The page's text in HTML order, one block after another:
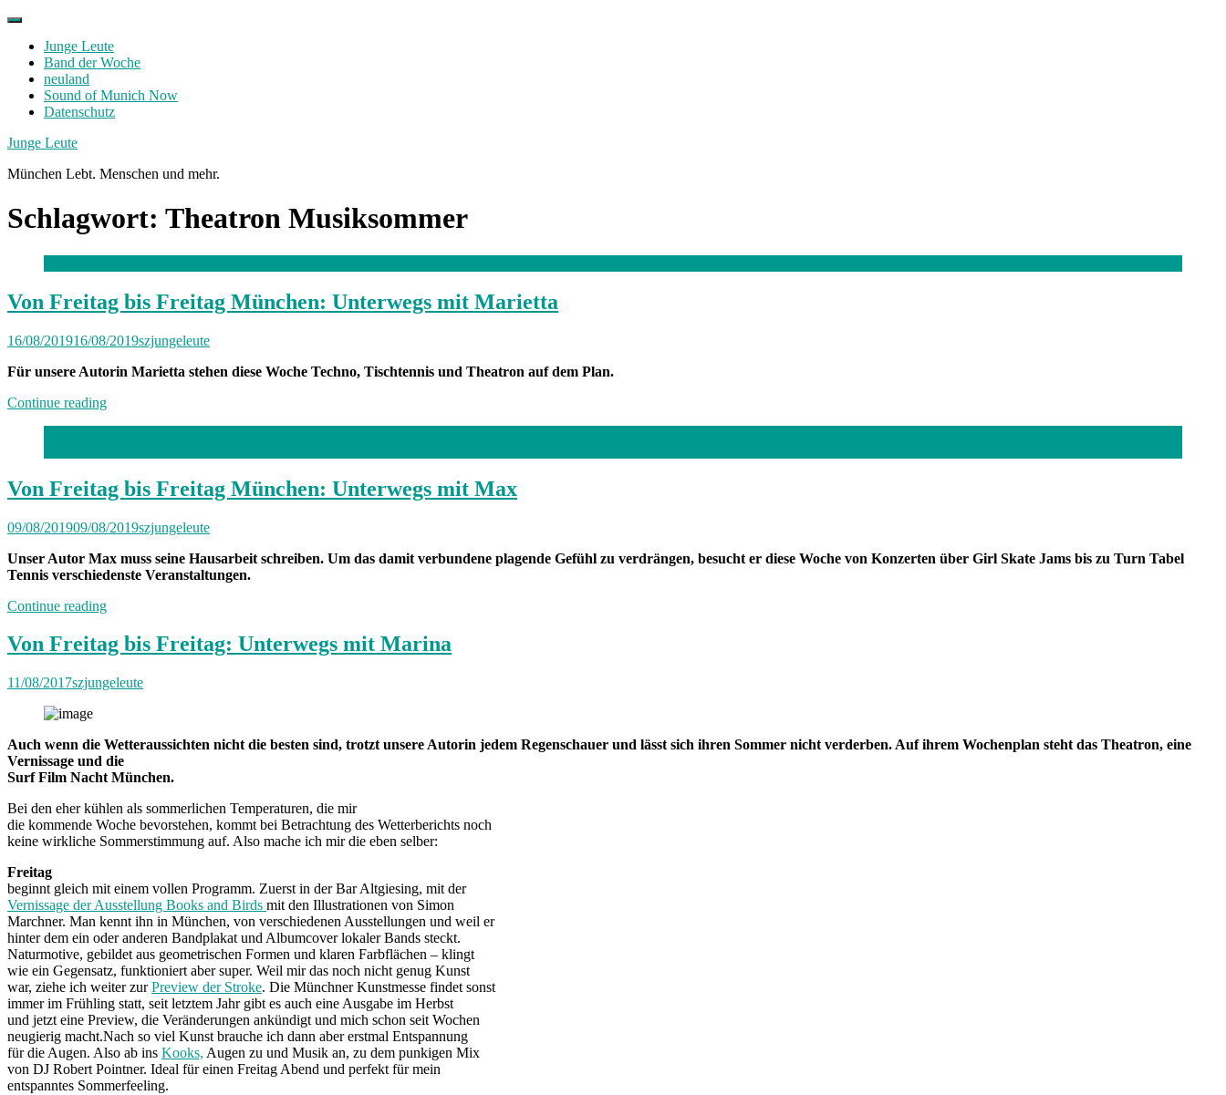
Skip
contentJunge Leute
Band der Woche
neuland
Sound of Munich Now
Datenschutz
Facebook
Twitter
Instagram
Junge Leute
München Lebt. Menschen und mehr.
Schlagwort: Theatron Musiksommer
Von Freitag bis Freitag München: Unterwegs mit Marietta
16/08/201916/08/2019szjungeleute
Für unsere Autorin Marietta stehen diese Woche Techno, Tischtennis und Theatron auf dem Plan.
Continue reading„Von
Unterwegs
mit
Von Freitag bis Freitag München: Unterwegs mit Max
09/08/201909/08/2019szjungeleute
Unser Autor Max muss seine Hausarbeit schreiben. Um das damit verbundene plagende Gefühl zu verdrängen, besucht er diese Woche von Konzerten über Girl Skate Jams bis zu Turn Tabel
Tennis verschiedenste Veranstaltungen.
Continue reading„Von
bis
Freitag
Unterwegs
Von Freitag bis Freitag: Unterwegs mit Marina
11/08/2017szjungeleute
Auch wenn die Wetteraussichten nicht die besten sind, trotzt unsere Autorin jedem Regenschauer und lässt sich ihren Sommer nicht verderben. Auf ihrem Wochenplan steht das Theatron, eine
Vernissage und die
Surf Film Nacht München.
Bei den eher kühlen als sommerlichen Temperaturen, die mir
die kommende Woche bevorstehen, kommt bei Betrachtung des Wetterberichts noch
keine wirkliche Sommerstimmung auf. Also mache ich mir die eben selber:
Freitag
beginnt gleich mit einem vollen Programm. Zuerst in der Bar Altgiesing, mit der
Vernissage der Ausstellung Books and Birds mit den Illustrationen von Simon
Marchner. Man kennt ihn in München, von verschiedenen Ausstellungen und weil er
hinter dem ein oder anderen Bandplakat und Albumcover lokaler Bands steckt.
Naturmotive, gebildet aus geometrischen Formen und klaren Farbflächen – klingt
wie ein Gegensatz, funktioniert aber super. Weil mir das noch nicht genug Kunst
war, ziehe ich weiter zurPreview der Stroke. Die Münchner Kunstmesse findet sonst
immer im Frühling statt, seit letztem Jahr gibt es auch eine Ausgabe im Herbst
und jetzt eine Preview, die Veränderungen ankündigt und mich schon seit Wochen
neugierig macht.Nach so viel Kunst brauche ich dann aber erstmal Entspannung
für die Augen. Also ab ins Kooks, Augen zu und Musik an, zu dem punkigen Mix
von DJ Robert Pointner. Ideal für einen Freitag Abend und perfekt für mein
entspanntes Sommerfeeling.